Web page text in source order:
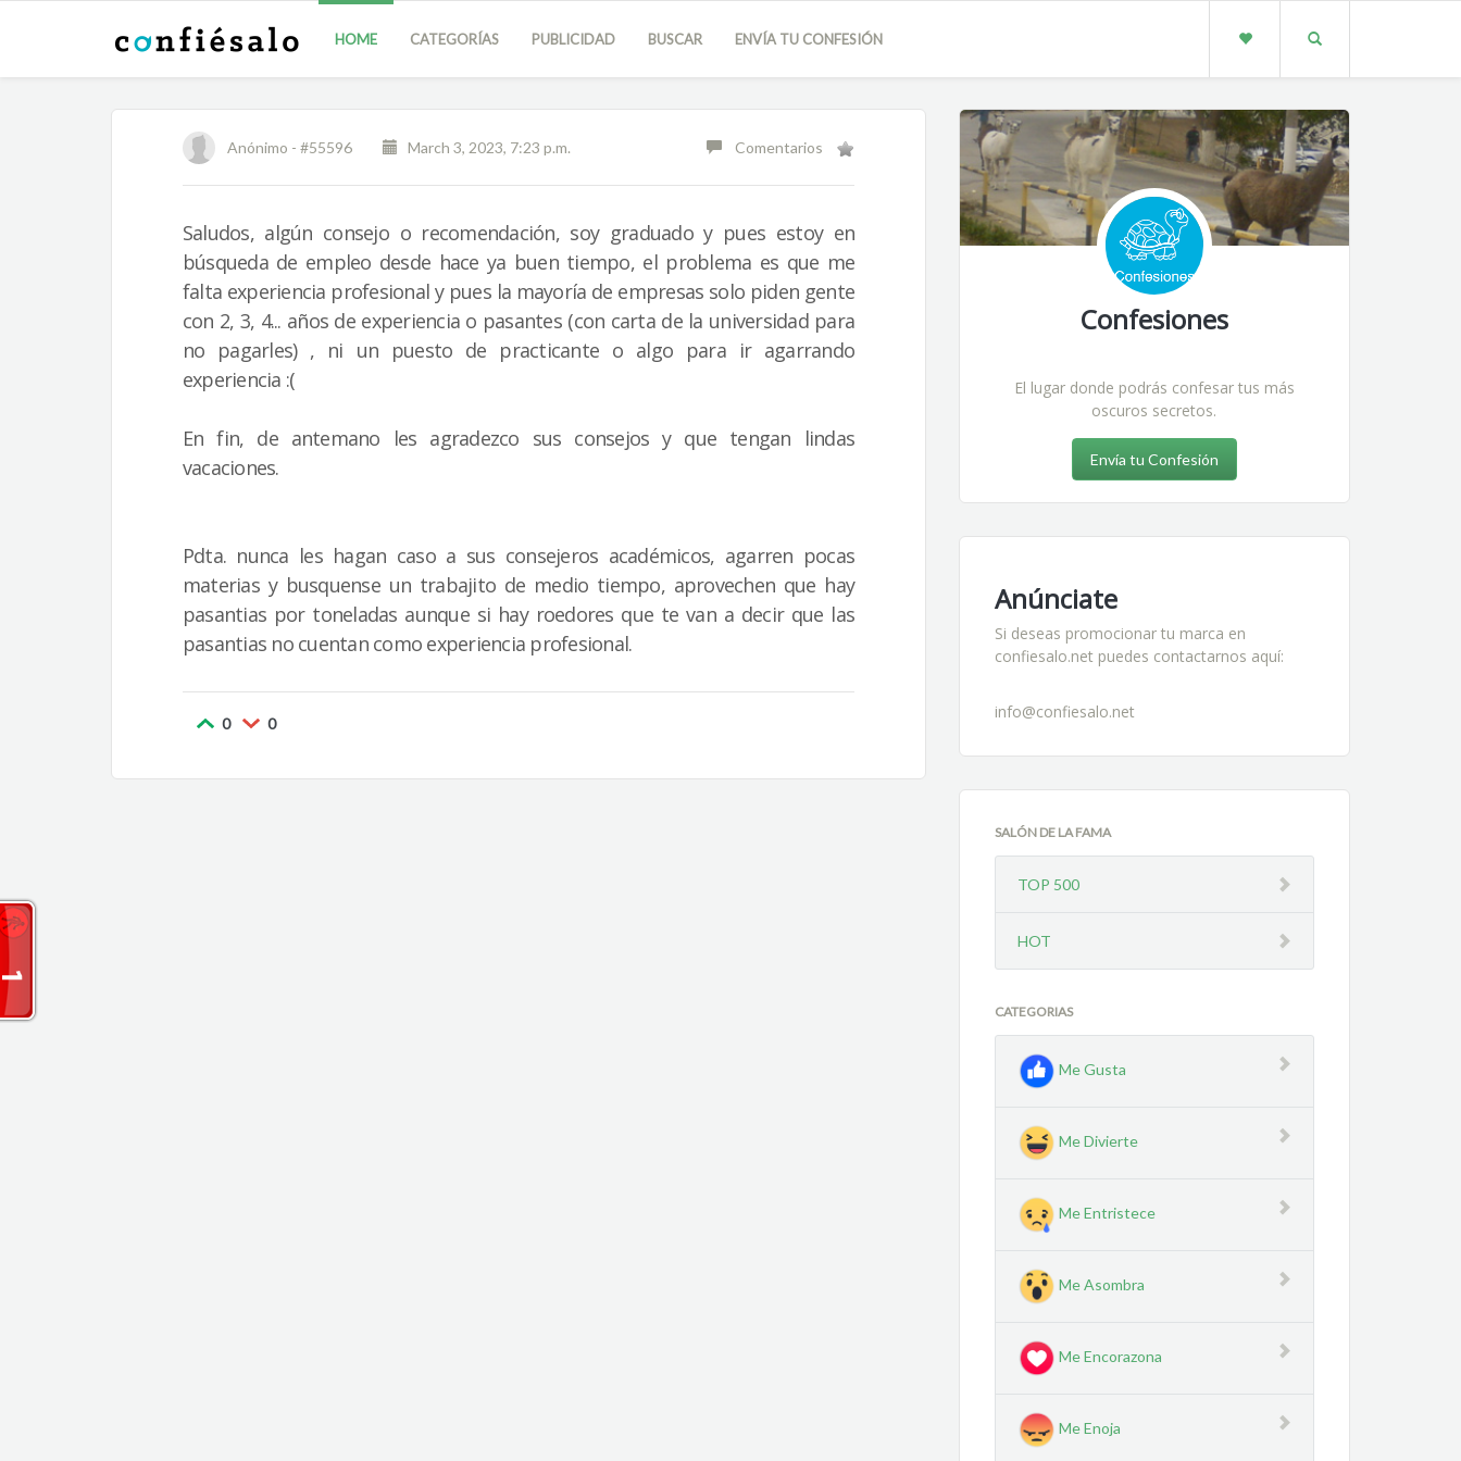
HOME CATEGORÍAS PUBLICIDAD BUSCAR ENVÍA TU CONFESIÓN
Anónimo - #55596 March 3, 2023, 7:23 p.m. Comentarios
Saludos, algún consejo o recomendación, soy graduado y pues estoy en
búsqueda de empleo desde hace ya buen tiempo, el problema es que me
falta experiencia profesional y pues la mayoría de empresas solo piden gente
con 2, 3, 4... años de experiencia o pasantes (con carta de la universidad para
no pagarles) , ni un puesto de practicante o algo para ir agarrando
experiencia :(
En fin, de antemano les agradezco sus consejos y que tengan lindas
vacaciones.
Pdta. nunca les hagan caso a sus consejeros académicos, agarren pocas
materias y busquense un trabajito de medio tiempo, aprovechen que hay
pasantias por toneladas aunque si hay roedores que te van a decir que las
pasantias no cuentan como experiencia profesional.
0 0
Confesiones
El lugar donde podrás confesar tus más
oscuros secretos.
Envía tu Confesión
Anúnciate
Si deseas promocionar tu marca en
confiesalo.net puedes contactarnos aquí:
info@confiesalo.net
SALÓN DE LA FAMA
TOP 500
HOT
CATEGORIAS
Me Gusta
Me Divierte
Me Entristece
Me Asombra
Me Encorazona
Me Enoja